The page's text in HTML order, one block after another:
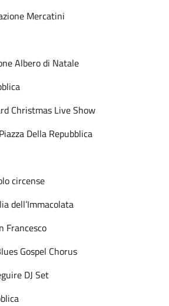
Mercatini
Albero di Natale
Christmas Live Show
Della Repubblica
circense
dell’Immacolata
Francesco
Gospel Chorus
DJ Set